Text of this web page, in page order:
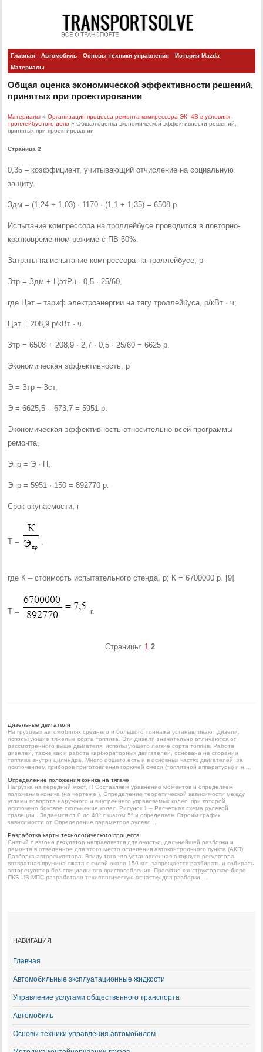
Главная Автомобиль Основы техники управления
История Mazda
Материалы
Общая оценка экономической эффективности решений,
принятых при проектировании
Материалы »Организация процесса ремонта компрессора ЭК–4В в условиях
троллейбусного депо » Общая оценка экономической эффективности решений,
принятых при проектировании
Страница 2
0,35 – коэффициент, учитывающий отчисление на социальную
защиту.
Здм = (1,24 + 1,03) · 1170 · (1,1 + 1,35) = 6508 р.
Испытание компрессора на троллейбусе проводится в повторно-
кратковременном режиме с ПВ 50%.
Затраты на испытание компрессора на троллейбусе, р
Зтр = Здм + ЦэтРн · 0,5 · 25/60,
где Цэт – тариф электроэнергии на тягу троллейбуса, р/кВт · ч;
Цэт = 208,9 р/кВт · ч.
Зтр = 6508 + 208,9 · 2,7 · 0,5 · 25/60 = 6625 р.
Экономическая эффективность, р
Э = Зтр – Зст,
Э = 6625,5 – 673,7 = 5951 р.
Экономическая эффективность относительно всей программы
ремонта,
Эпр = Э · П,
Эпр = 5951 · 150 = 892770 р.
Срок окупаемости, г
Т =
где К – стоимость испытательного стенда, р; К = 6700000 р. [9]
Т = г.
Страницы: 1 2
Дизельные двигатели
На грузовых автомобилях среднего и большого тоннажа устанавливают дизели,
использующие тяжелые сорта топлива. Эти дизели значительно отличаются от
рассмотренного выше двигателя, использующего легкие сорта топлив. Работа
дизелей, также как и работа карбюраторных двигателей, основана на сгорании
топлива внутри цилиндра. Много общего есть и в основных частях двигателей, за
исключением приборов приготовления горючей смеси (топливной аппаратуры) и н ...
Определение положения коника на тягаче
Нагрузка на передний мост, Н Составляем уравнение моментов и определяем
положение коника (на чертеже ). Определение теоретической зависимости между
углами поворота наружного и внутреннего управляемых колес, при которой
исключено боковое скольжение колес. Рисунок 1 – Расчетная схема рулевой
трапеции . Задаемся от 0 до 40º с шагом 5º и определяем Строим график
зависимости от Определение параметров рулево ...
Разработка карты технологического процесса
Снятый с вагона регулятор направляется для очистки, дальнейшей разборки и
ремонта в отведенное для этого место отделения автоконтрольного пункта (АКП).
Разборка авторегулятора. Ввиду того что установленная в корпусе регулятора
возвратная пружина сжата с силой около 150 кгс, запрещается разбирать и собирать
авторегулятор без специального приспособления. Проектно-конструкторское бюро
ПКБ ЦВ МПС разработало технологическую оснастку для разборки, ...
НАВИГАЦИЯ
Главная
Автомобильные эксплуатационные жидкости
Управление услугами общественного транспорта
Автомобиль
Основы техники управления автомобилем